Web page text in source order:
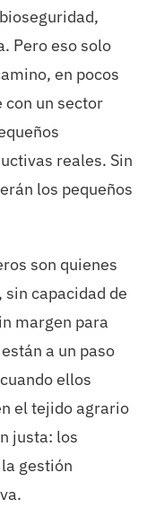
Pero eso solo
en pocos
con un sector
reales. Sin
los pequeños
son quienes
capacidad de
margen para
a un paso
ellos
el tejido agrario
justa: los
gestión